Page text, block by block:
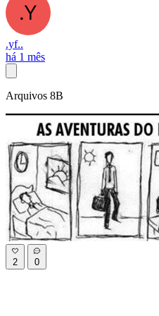
.yf..
há 1 mês
Arquivos 8B
2 0